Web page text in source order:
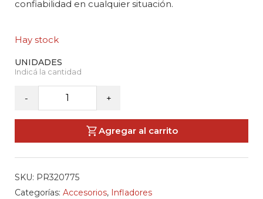
confiabilidad en cualquier situación.
Hay stock
-
-
Microinflador
+
Agregar al carrito
SKU: PR320775
Categorías: Accesorios, Infladores